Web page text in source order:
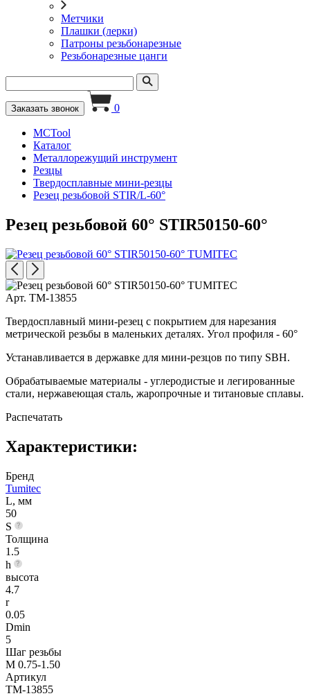
Метчики
Плашки (лерки)
Патроны резьбонарезные
Резьбонарезные цанги
Заказать звонок 0
MCTool
Каталог
Металлорежущий инструмент
Резцы
Твердосплавные мини-резцы
Резец резьбовой STIR/L-60°
Резец резьбовой 60° STIR50150-60°
Арт. TM-13855
Твердосплавный мини-резец с покрытием для нарезания
метрической резьбы в маленьких деталях. Угол профиля - 60°
Устанавливается в державке для мини-резцов по типу SBH.
Обрабатываемые материалы - углеродистые и легированные
стали, нержавеющая сталь, жаропрочные и титановые сплавы.
Распечатать
Характеристики:
Бренд
Tumitec
L, мм
50
S
Толщина
1.5
h
высота
4.7
r
0.05
Dmin
5
Шаг резьбы
M 0.75-1.50
Артикул
TM-13855